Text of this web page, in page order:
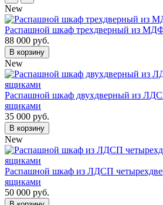
New
Распашной шкаф трехдверный из
88 000 руб.
В корзину
New
Распашной шкаф двухдверный из
ящиками
35 000 руб.
В корзину
New
Распашной шкаф из ЛДСП
ящиками
50 000 руб.